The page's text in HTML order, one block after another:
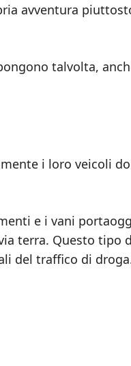
avventura
talvolta,
i loro veicoli
e i vani
terra. Questo tipo
del traffico di